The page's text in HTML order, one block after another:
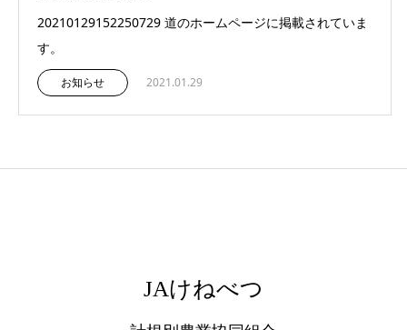
20210129152250729 道のホームページに掲載されていま
す。
お知らせ 2021.01.29
JAけねべつ